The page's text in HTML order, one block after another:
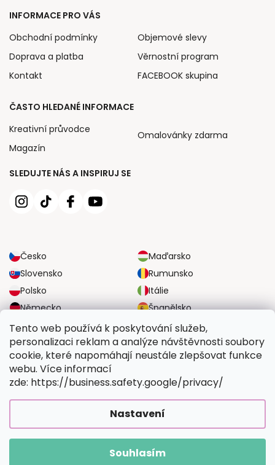
Tento web používá k poskytování služeb,
personalizaci reklam a analýze návštěvnosti soubory
cookie, které napomáhají neustále zlepšovat funkce
webu. Více informací
zde: https://business.safety.google/privacy/
Nastavení
Souhlasím
SLEDUJTE NÁS A INSPIRUJ SE
Česko
Maďarsko
Slovensko
Rumunsko
Polsko
Itálie
Německo
Španělsko
Velká Británie
Rakousko
INFORMACE PRO VÁS
Obchodní podmínky
Doprava a platba
Kontakt
Objemové slevy
Věrnostní program
FACEBOOK skupina
ČASTO HLEDANÉ INFORMACE
Kreativní průvodce
Magazín
Omalovánky zdarma
SPOLEHLIVÉ MOŽNOSTI DOPRAVY
BEZPEČNÉ MOŽNOSTI PLATBY
Vymalujsisam.cz. Všechna práva vyhrazena.